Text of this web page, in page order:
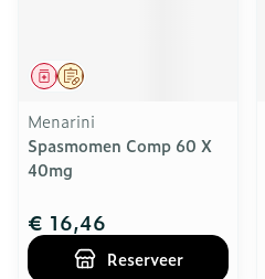
Op voorschrift
Geneesmiddel
Menarini
Spasmomen Comp 60 X
40mg
€ 16,46
Reserveer